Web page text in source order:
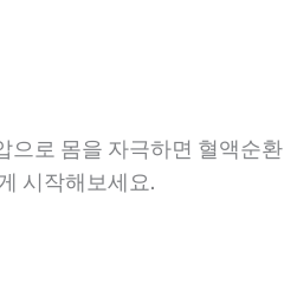
으로 몸을 자극하면 혈액순환
시작해보세요.